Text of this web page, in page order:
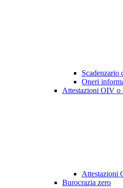
Scadenzario
Oneri
Attestazioni OIV o
Attestazioni
Burocrazia zero